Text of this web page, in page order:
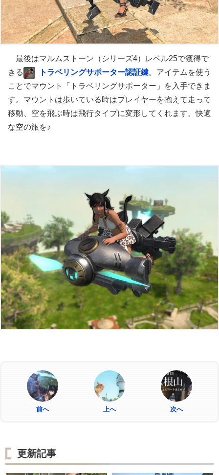
最後はマルムストーン（シリーズ4）レベル25で獲得で
きる
トラベリングサポーター認証鍵。アイテムを使う
ことでマウント「トラベリングサポーター」を入手できま
す。マウントは歩いている時はプレイヤーを抱えて走って
移動、空を飛ぶ時は飛行タイプに変形してくれます。快適
な空の旅を♪
前へ 上へ 次へ
更新記事